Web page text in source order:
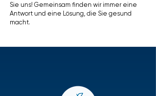
Sie uns! Gemeinsam finden wir immer eine
Antwort und eine Lösung, die Sie gesund
macht.